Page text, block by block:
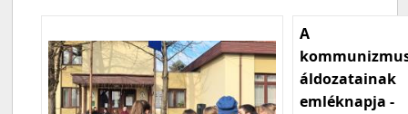
A
áldozatainak
emléknapja -